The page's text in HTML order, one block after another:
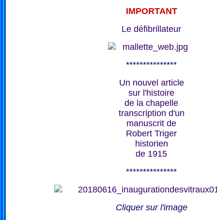
IMPORTANT
Le défibrillateur
***************
Un nouvel article
sur l'histoire
de la chapelle
transcription d'un
manuscrit de
Robert Triger
historien
de 1915
***************
Cliquer sur l'image